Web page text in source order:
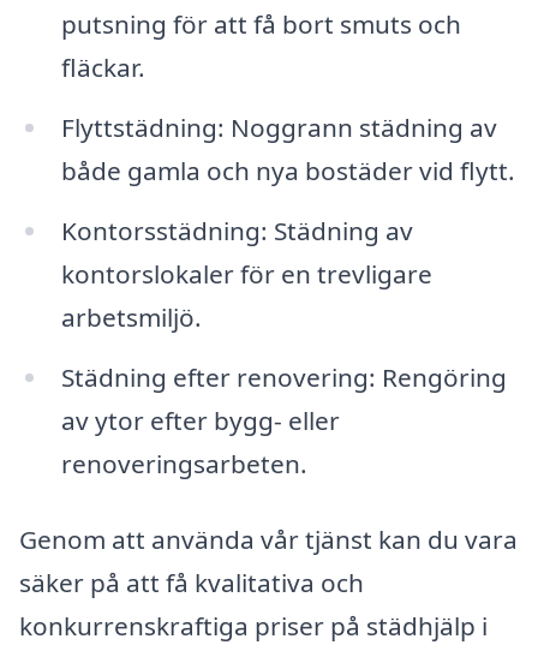
putsning för att få bort smuts och
fläckar.
Flyttstädning: Noggrann städning av
både gamla och nya bostäder vid flytt.
Kontorsstädning: Städning av
kontorslokaler för en trevligare
arbetsmiljö.
Städning efter renovering: Rengöring
av ytor efter bygg- eller
renoveringsarbeten.
Genom att använda vår tjänst kan du vara
säker på att få kvalitativa och
konkurrenskraftiga priser på städhjälp i